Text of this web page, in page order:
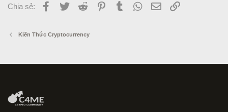
Chia sẻ: Facebook
Twitter Reddit PinterestTumblr WhatsApp
Email
Kiến Thức Cryptocurrency